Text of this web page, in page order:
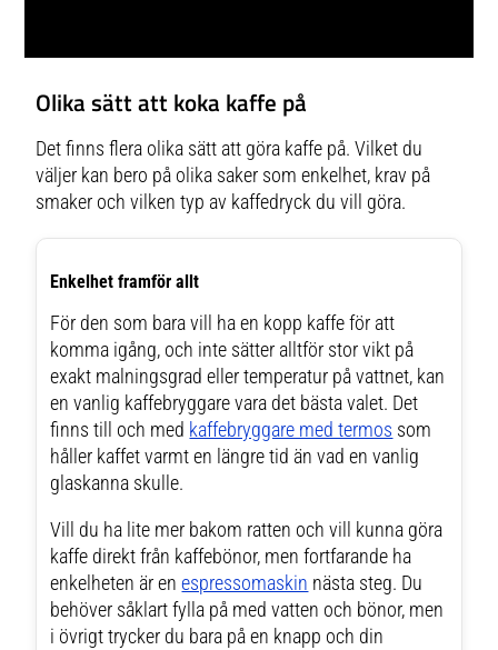
Olika sätt att koka kaffe på
Det finns flera olika sätt att göra kaffe på. Vilket du
väljer kan bero på olika saker som enkelhet, krav på
smaker och vilken typ av kaffedryck du vill göra.
Enkelhet framför allt
För den som bara vill ha en kopp kaffe för att
komma igång, och inte sätter alltför stor vikt på
exakt malningsgrad eller temperatur på vattnet, kan
en vanlig kaffebryggare vara det bästa valet. Det
finns till och med kaffebryggare med termos som
håller kaffet varmt en längre tid än vad en vanlig
glaskanna skulle.
Vill du ha lite mer bakom ratten och vill kunna göra
kaffe direkt från kaffebönor, men fortfarande ha
enkelheten är enespressomaskin nästa steg. Du
behöver såklart fylla på med vatten och bönor, men
i övrigt trycker du bara på en knapp och din